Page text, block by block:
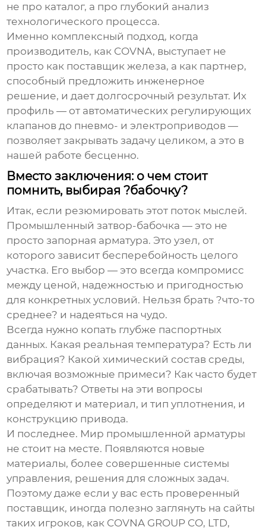
не про каталог, а про глубокий анализ
технологического процесса.
Именно комплексный подход, когда
производитель, как COVNA, выступает не
просто как поставщик железа, а как партнер,
способный предложить инженерное
решение, и дает долгосрочный результат. Их
профиль — от автоматических регулирующих
клапанов до пневмо- и электроприводов —
позволяет закрывать задачу целиком, а это в
нашей работе бесценно.
Вместо заключения: о чем стоит
помнить, выбирая ?бабочку?
Итак, если резюмировать этот поток мыслей.
Промышленный затвор-бабочка — это не
просто запорная арматура. Это узел, от
которого зависит бесперебойность целого
участка. Его выбор — это всегда компромисс
между ценой, надежностью и пригодностью
для конкретных условий. Нельзя брать ?что-то
среднее? и надеяться на чудо.
Всегда нужно копать глубже паспортных
данных. Какая реальная температура? Есть ли
вибрация? Какой химический состав среды,
включая возможные примеси? Как часто будет
срабатывать? Ответы на эти вопросы
определяют и материал, и тип уплотнения, и
конструкцию привода.
И последнее. Мир промышленной арматуры
не стоит на месте. Появляются новые
материалы, более совершенные системы
управления, решения для сложных задач.
Поэтому даже если у вас есть проверенный
поставщик, иногда полезно заглянуть на сайты
таких игроков, как COVNA GROUP CO, LTD,